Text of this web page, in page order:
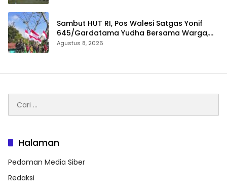
Sambut HUT RI, Pos Walesi Satgas Yonif
645/Gardatama Yudha Bersama Warga,
Kibarkan Merah Putih di Bukit Walesi
Agustus 8, 2026
untuk:
Halaman
Pedoman Media Siber
Redaksi